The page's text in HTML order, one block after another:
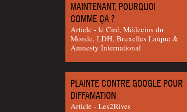
MAINTENANT, POURQUOI
COMME ÇA ?
Article - le Ciré, Méde­cins du
Monde, LDH, Bruxelles Laïque &
Amnes­ty International
PLAINTE CONTRE GOOGLE POUR
DIFFAMATION
Article - Les2Rives